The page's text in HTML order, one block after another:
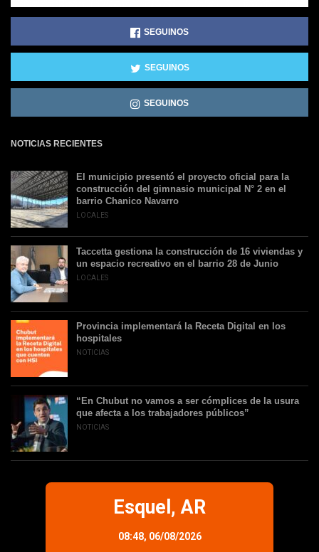
SEGUINOS
SEGUINOS
SEGUINOS
NOTICIAS RECIENTES
El municipio presentó el proyecto oficial para la
construcción del gimnasio municipal N° 2 en el
barrio Chanico Navarro
LOCALES
Taccetta gestiona la construcción de 16 viviendas y
un espacio recreativo en el barrio 28 de Junio
LOCALES
Provincia implementará la Receta Digital en los
hospitales
NOTICIAS
“En Chubut no vamos a ser cómplices de la usura
que afecta a los trabajadores públicos”
NOTICIAS
Esquel, AR
08:48, 06/08/2026